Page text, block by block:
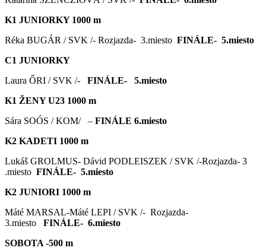
K1 JUNIORKY 1000 m
Réka BUGÁR / SVK /- Rozjazda- 3.miesto FINÁLE- 5.miesto
C1 JUNIORKY
Laura ŐRI / SVK /- FINÁLE- 5.miesto
K1 ŽENY U23 1000 m
Sára SOÓS / KOM/ – FINÁLE 6.miesto
K2 KADETI 1000 m
Lukáš GROLMUS- Dávid PODLEISZEK / SVK /-Rozjazda- 3
.miesto FINÁLE- 5.miesto
K2 JUNIORI 1000 m
Máté MARSAL-Máté LEPI / SVK /- Rozjazda-
3.miesto
FINÁLE- 6.miesto
SOBOTA -500 m